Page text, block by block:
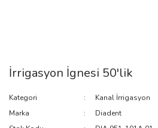
İrrigasyon İgnesi 50'lik
Kategori
Kanal İrrigasyon
Marka
Diadent